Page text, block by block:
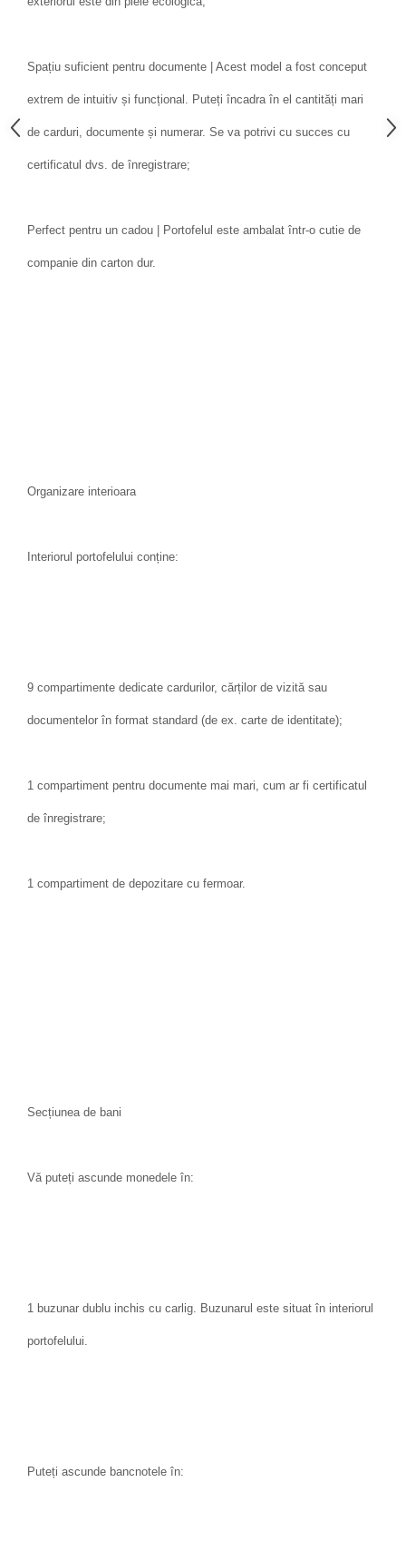
Spațiu suficient pentru documente | Acest model a fost conceput
extrem de intuitiv și funcțional. Puteți încadra în el cantități mari
de carduri, documente și numerar. Se va potrivi cu succes cu
certificatul dvs. de înregistrare;
Perfect pentru un cadou | Portofelul este ambalat într-o cutie de
companie din carton dur.
Organizare interioara
Interiorul portofelului conține:
9 compartimente dedicate cardurilor, cărților de vizită sau
documentelor în format standard (de ex. carte de identitate);
1 compartiment pentru documente mai mari, cum ar fi certificatul
de înregistrare;
1 compartiment de depozitare cu fermoar.
Secțiunea de bani
Vă puteți ascunde monedele în:
1 buzunar dublu inchis cu carlig. Buzunarul este situat în interiorul
portofelului.
Puteți ascunde bancnotele în: